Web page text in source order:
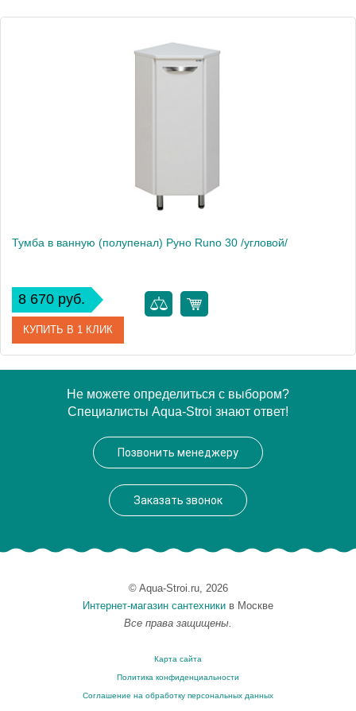
Высота, см 86.0000
Тумба в ванную (полупенал) Руно Runo 30 /угловой/
8 670 руб.
КУПИТЬ В 1 КЛИК
00000000005
Производитель
Не можете определиться с выбором?
Специалисты Aqua-Stroi знают ответ!
Позвонить менеджеру
Заказать звонок
© Aqua-Stroi.ru, 2026
Интернет-магазин сантехники в Москве
Все права защищены.
Карта сайта
Политика конфиденциальности
Соглашение на обработку персональных данных